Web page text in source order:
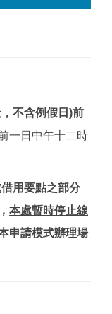
不含例假日)前
一日中午十二時
用要點之部分
本處暫時停止線
申請模式辦理場